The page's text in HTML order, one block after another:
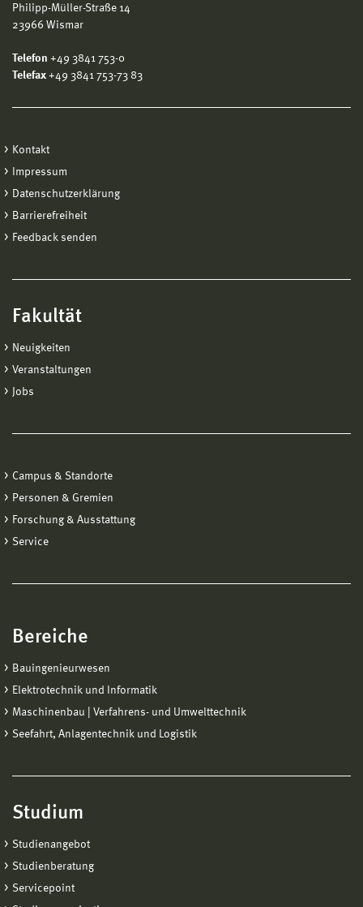
Philipp-Müller-Straße 14
23966 Wismar
Telefon +49 3841 753-0
Telefax +49 3841 753-73 83
Kontakt
Impressum
Datenschutzerklärung
Barrierefreiheit
Feedback senden
Fakultät
Neuigkeiten
Veranstaltungen
Jobs
Campus & Standorte
Personen & Gremien
Forschung & Ausstattung
Service
Bereiche
Bauingenieurwesen
Elektrotechnik und Informatik
Maschinenbau | Verfahrens- und Umwelttechnik
Seefahrt, Anlagentechnik und Logistik
Studium
Studienangebot
Studienberatung
Servicepoint